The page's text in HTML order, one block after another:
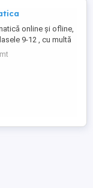
online și ofline,
9-12 , cu multă
ani în pregătirea
Națională și
M2. În rezultatele
mult succes,